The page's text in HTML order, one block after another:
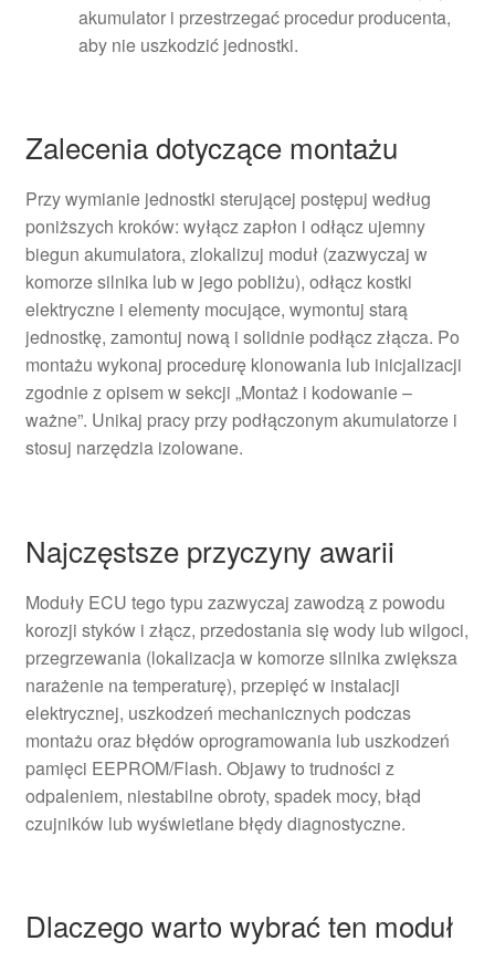
akumulator i przestrzegać procedur producenta,
aby nie uszkodzić jednostki.
Zalecenia dotyczące montażu
Przy wymianie jednostki sterującej postępuj według
poniższych kroków: wyłącz zapłon i odłącz ujemny
biegun akumulatora, zlokalizuj moduł (zazwyczaj w
komorze silnika lub w jego pobliżu), odłącz kostki
elektryczne i elementy mocujące, wymontuj starą
jednostkę, zamontuj nową i solidnie podłącz złącza. Po
montażu wykonaj procedurę klonowania lub inicjalizacji
zgodnie z opisem w sekcji „Montaż i kodowanie –
ważne”. Unikaj pracy przy podłączonym akumulatorze i
stosuj narzędzia izolowane.
Najczęstsze przyczyny awarii
Moduły ECU tego typu zazwyczaj zawodzą z powodu
korozji styków i złącz, przedostania się wody lub wilgoci,
przegrzewania (lokalizacja w komorze silnika zwiększa
narażenie na temperaturę), przepięć w instalacji
elektrycznej, uszkodzeń mechanicznych podczas
montażu oraz błędów oprogramowania lub uszkodzeń
pamięci EEPROM/Flash. Objawy to trudności z
odpaleniem, niestabilne obroty, spadek mocy, błąd
czujników lub wyświetlane błędy diagnostyczne.
Dlaczego warto wybrać ten moduł